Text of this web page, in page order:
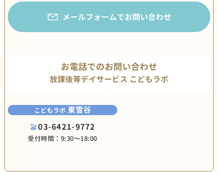
メールフォームでお問い合わせ
お電話でのお問い合わせ
放課後等デイサービス こどもラボ
こどもラボ 東雪谷
03-6421-9772
受付時間：9:30〜18:00